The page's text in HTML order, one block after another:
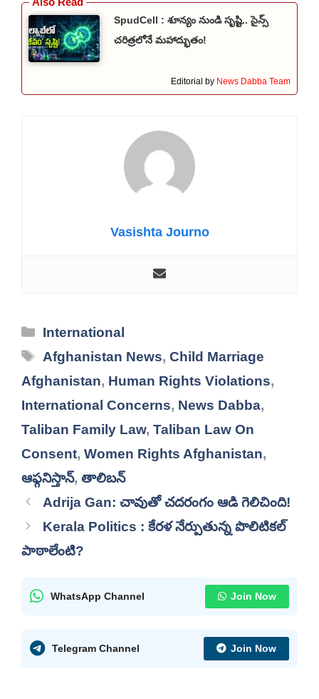
SpudCell : శూన్యం నుండి సృష్టి.. సైన్స్
చరిత్రలోనే మహాద్భుతం!
Editorial by News Dabba Team
Vasishta Journo
Categories
International
Tags
Afghanistan News,Child Marriage
Afghanistan, Human Rights Violations,
International Concerns, News Dabba,
Taliban Family Law, Taliban Law On
Consent, Women Rights Afghanistan,
ఆఫ్గనిస్తాన్, తాలిబన్
Adrija Gan: చావుతో చదరంగం ఆడి గెలిచింది!
Kerala Politics : కేరళ నేర్పుతున్న పొలిటికల్
పాఠాలేంటి?
WhatsApp Channel Join Now
Telegram Channel Join Now